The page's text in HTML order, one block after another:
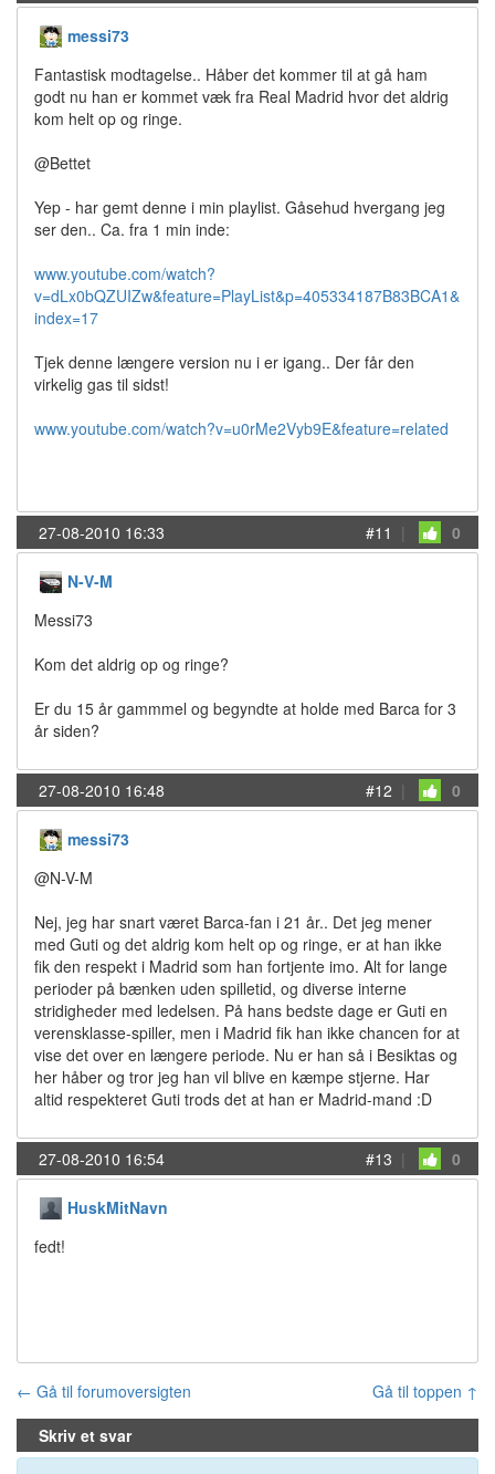
messi73
Fantastisk modtagelse.. Håber det kommer til at gå ham
godt nu han er kommet væk fra Real Madrid hvor det aldrig
kom helt op og ringe.
@Bettet
Yep - har gemt denne i min playlist. Gåsehud hvergang jeg
ser den.. Ca. fra 1 min inde:
www.youtube.com/watch?
v=dLx0bQZUIZw&feature=PlayList&p=405334187B83BCA1&
index=17
Tjek denne længere version nu i er igang.. Der får den
virkelig gas til sidst!
www.youtube.com/watch?v=u0rMe2Vyb9E&feature=related
27-08-2010 16:33 #11 | 0
N-V-M
Messi73
Kom det aldrig op og ringe?
Er du 15 år gammmel og begyndte at holde med Barca for 3
år siden?
27-08-2010 16:48 #12 | 0
messi73
@N-V-M
Nej, jeg har snart været Barca-fan i 21 år.. Det jeg mener
med Guti og det aldrig kom helt op og ringe, er at han ikke
fik den respekt i Madrid som han fortjente imo. Alt for lange
perioder på bænken uden spilletid, og diverse interne
stridigheder med ledelsen. På hans bedste dage er Guti en
verensklasse-spiller, men i Madrid fik han ikke chancen for at
vise det over en længere periode. Nu er han så i Besiktas og
her håber og tror jeg han vil blive en kæmpe stjerne. Har
altid respekteret Guti trods det at han er Madrid-mand :D
27-08-2010 16:54 #13 | 0
HuskMitNavn
fedt!
← Gå til forumoversigten
Gå til toppen ↑
Skriv et svar